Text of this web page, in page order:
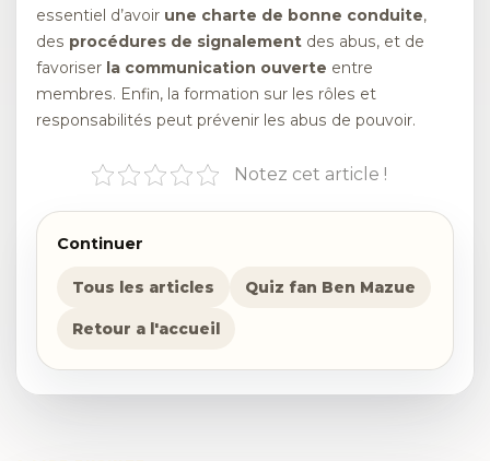
essentiel d’avoir une charte de bonne conduite,
des procédures de signalement des abus, et de
favoriser la communication ouverte entre
membres. Enfin, la formation sur les rôles et
responsabilités peut prévenir les abus de pouvoir.
Notez cet article !
Continuer
Tous les articles Quiz fan Ben Mazue
Retour a l'accueil